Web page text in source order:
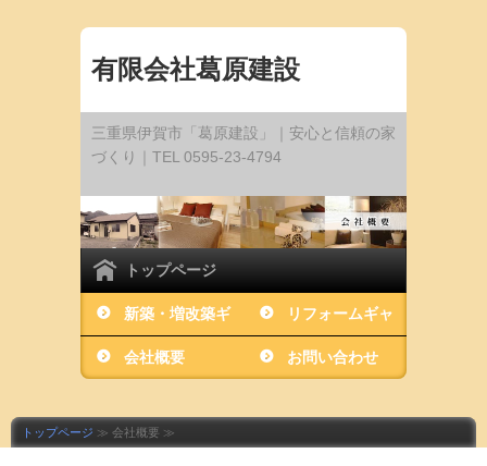
有限会社葛原建設
三重県伊賀市「葛原建設」｜安心と信頼の家
づくり｜TEL 0595-23-4794
トップページ
新築・増改築ギ
ャラリー
リフォームギャ
ラリー
会社概要 お問い合わせ
トップページ ≫ 会社概要 ≫